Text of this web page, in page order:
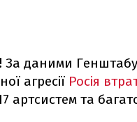
За даними
агресії Росія
артсистем та